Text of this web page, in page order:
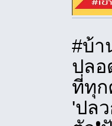
#บ้า
ปลอ
ที่ทุก
'ปล